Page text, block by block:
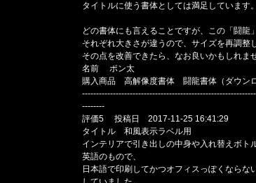
タイトルに使う書体としては満足しています。
どの書体にも言えることですが、この「闘龍
それぞれ大きさが違うので、サイズを再調整
その点を改善できたら、なお良いかもしれま
名前 ポン太
購入商品 高解像度書体 闘龍書体（ダウン
--------
評価5 投稿日 2017-11-25 16:41:29
タイトル 和風表示ラベル用
インテリアで引き出しの中身や入れ替えボト
英語のもので、
日本語で印刷してかつオフィスっぽくならな